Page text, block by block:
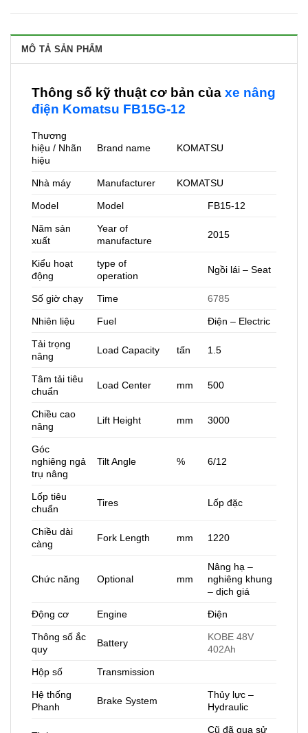
MÔ TẢ SẢN PHẨM
Thông số kỹ thuật cơ bản của xe nâng
điện Komatsu FB15G-12
Thương
hiệu / Nhãn
hiệu
Brand name KOMATSU
Nhà máy Manufacturer KOMATSU
Model Model FB15-12
Năm sản
xuất
Year of
manufacture
2015
Kiểu hoạt
động
type of
operation
Ngồi lái – Seat
Số giờ chạy Time 6785
Nhiên liệu Fuel Điện – Electric
Tải trọng
nâng
Load Capacity tấn 1.5
Tâm tải tiêu
chuẩn
Load Center mm 500
Chiều cao
nâng
Lift Height mm 3000
Góc
nghiêng ngả
trụ nâng
Tilt Angle % 6/12
Lốp tiêu
chuẩn
Tires Lốp đặc
Chiều dài
càng
Fork Length mm 1220
Chức năng Optional mm
Nâng hạ –
nghiêng khung
– dịch giá
Động cơ Engine Điện
Thông số ắc
quy
Battery
KOBE 48V
402Ah
Hộp số Transmission
Hệ thống
Phanh
Brake System
Thủy lực –
Hydraulic
Cũ đã qua sử